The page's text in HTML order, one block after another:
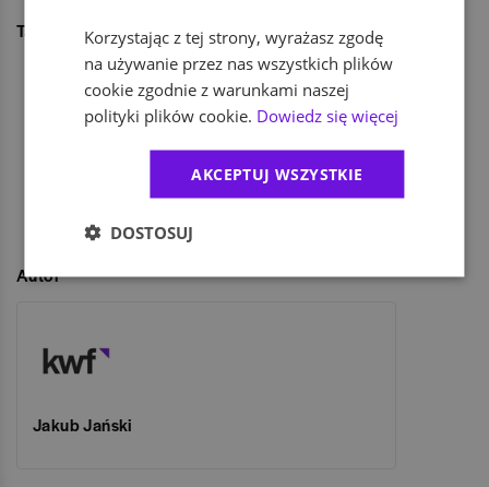
Tagi
Pod patronatem KarierawFinansach.pl
Career EXPO
Career EXPO w Poznaniu
Career EXPO jesień 2014
Targi pracy jesień 2014
Jak znaleźć pracę podczas studiów
Student szuka pracy
Rozmowa z pracodawcą
UDOSTĘPNIJ
Autor
Jakub Jański
Korzystając z tej strony, wyrażasz zgodę
na używanie przez nas wszystkich plików
cookie zgodnie z warunkami naszej
polityki plików cookie. Dowiedz się więcej
AKCEPTUJ WSZYSTKIE
DOSTOSUJ